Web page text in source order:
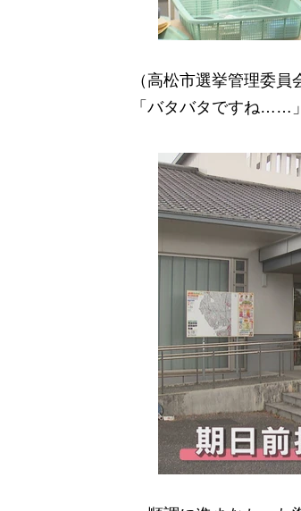
（高松市選挙管理委員
「バタバタですね……」